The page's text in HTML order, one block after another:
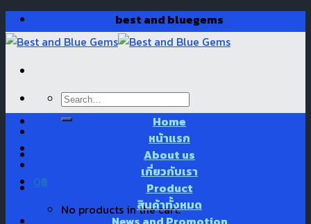
Skip
to
content
best and bluegems
Search
for:
0฿
No products in the cart.
Home
หน้าแรก
About us
เกี่ยวกับเรา
Product
สินค้าทั้งหมด